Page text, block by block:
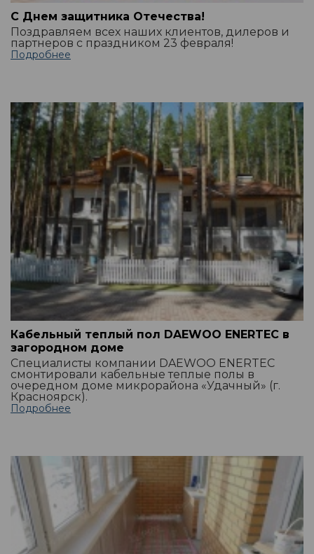
С Днем защитника Отечества!
Поздравляем всех наших клиентов, дилеров и
партнеров с праздником 23 февраля!
Подробнее
Кабельный теплый пол DAEWOO ENERTEC в
загородном доме
Специалисты компании DAEWOO ENERTEC
смонтировали кабельные теплые полы в
очередном доме микрорайона «Удачный» (г.
Красноярск).
Подробнее